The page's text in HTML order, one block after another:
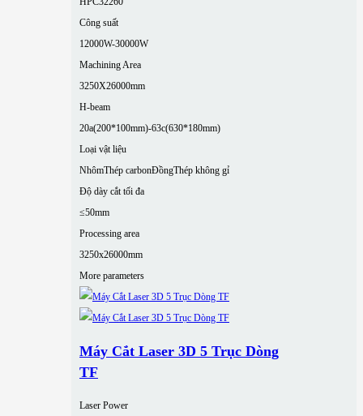
Công suất
12000W-30000W
Machining Area
3250X26000mm
H-beam
20a(200*100mm)-63c(630*180mm)
Loại vật liệu
NhômThép carbonĐồngThép không gỉ
Độ dày cắt tối đa
≤50mm
Processing area
3250x26000mm
More parameters
Máy Cắt Laser 3D 5 Trục Dòng
TF
Laser Power